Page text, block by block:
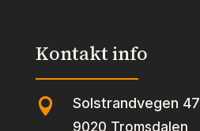
Kontakt info
 Solstrandvegen 47
9020 Tromsdalen